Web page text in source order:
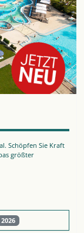
Schöpfen Sie Kraft
größter
2026